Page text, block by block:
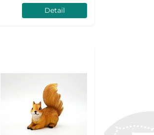
Detail